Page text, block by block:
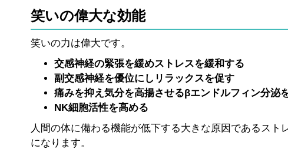
笑いの偉大な効能
笑いの力は偉大です。
交感神経の緊張を緩めストレスを緩和する
副交感神経を優位にしリラックスを促す
痛みを抑え気分を高揚させるβエンドルフィン分泌
NK細胞活性を高める
人間の体に備わる機能が低下する大きな原因であるス
になります。